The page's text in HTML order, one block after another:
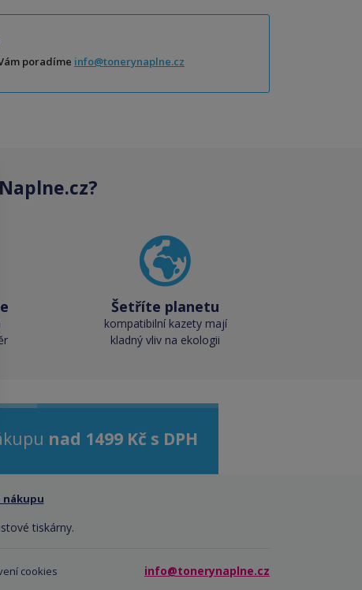
poradíme info@tonerynaplne.cz
Šetříte planetu
kompatibilní kazety mají
kladný vliv na ekologii
nad 1499 Kč s DPH
nákupu
tiskárny.
info@tonerynaplne.cz
cookies